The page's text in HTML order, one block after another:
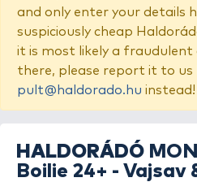
and only enter your details
suspiciously cheap
it is most likely a fraudulent
there, please report it to us
pult@haldorado.hu instead!
HALDORÁDÓ
Boilie 24+ - Vajsav